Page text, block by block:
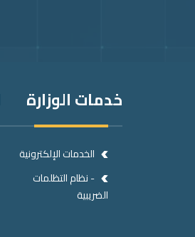
خدمات الوزارة
الخدمات الإلكترونية
- نظام التظلمات
الضريبية